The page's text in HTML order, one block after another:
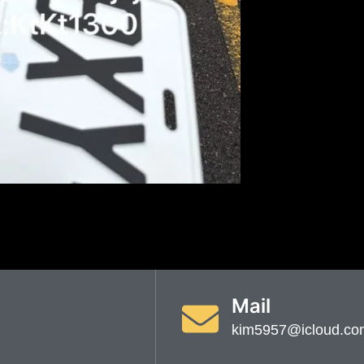
Mail